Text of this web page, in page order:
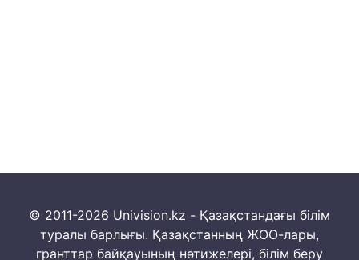
© 2011-2026 Univision.kz - Қазақстандағы білім
туралы барлығы. Қазақстанның ЖОО-лары,
гранттар байқауының нәтижелері, білім беру